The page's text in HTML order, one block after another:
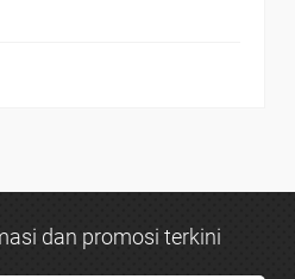
dan promosi terkini